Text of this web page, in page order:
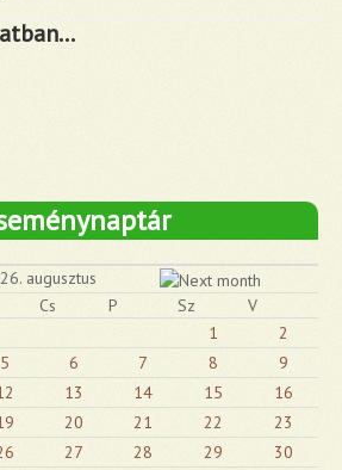
augusztus
Cs P Sz
V
1
2
5 6 7 8
9
13 14 15
16
20 21 22
23
27 28 29
30